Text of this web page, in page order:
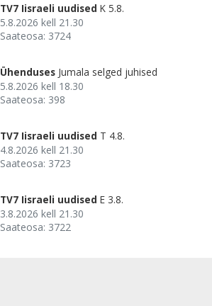
TV7 Iisraeli uudised K 5.8.
5.8.2026 kell 21.30
Saateosa: 3724
Ühenduses Jumala selged juhised
5.8.2026 kell 18.30
Saateosa: 398
TV7 Iisraeli uudised T 4.8.
4.8.2026 kell 21.30
Saateosa: 3723
TV7 Iisraeli uudised E 3.8.
3.8.2026 kell 21.30
Saateosa: 3722